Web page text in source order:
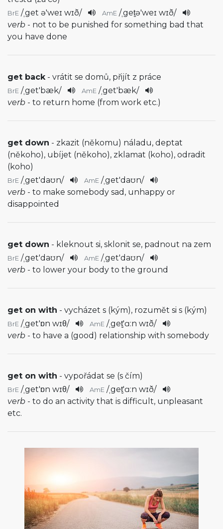
BrE /ˌget ə'weɪ wɪð/ AmE /ˌget̬ə'weɪ wɪð/
verb - not to be punished for something bad that
you have done
get back- vrátit se domů, přijít z práce
BrE /ˌget'bæk/ AmE /ˌget'bæk/
verb - to return home (from work etc.)
get down - zkazit (někomu) náladu, deptat
(někoho), ubíjet (někoho), zklamat (koho), odradit
(koho)
BrE /ˌget'daʊn/ AmE /ˌget'daʊn/
verb - to make somebody sad, unhappy or
disappointed
get down - kleknout si, sklonit se, padnout na zem
BrE /ˌget'daʊn/ AmE /ˌget'daʊn/
verb - to lower your body to the ground
get on with - vycházet s (kým), rozumět si s (kým)
BrE /ˌget'ɒn wɪθ/ AmE /ˌget̬'ɑ:n wɪð/
verb - to have a (good) relationship with somebody
get on with - vypořádat se (s čím)
BrE /ˌget'ɒn wɪθ/ AmE /ˌget̬'ɑ:n wɪð/
verb - to do an activity that is difficult, unpleasant
etc.